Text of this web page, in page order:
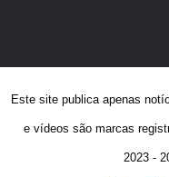
Este site publica apenas
e vídeos são marcas
2023 -